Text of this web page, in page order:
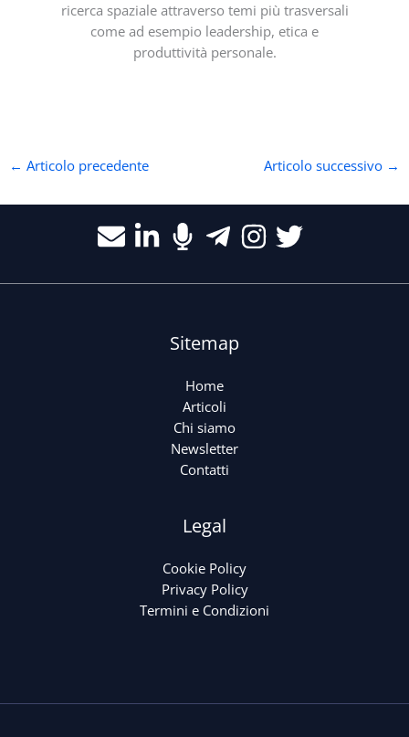
ricerca spaziale attraverso temi più trasversali
come ad esempio leadership, etica e
produttività personale.
← Articolo precedente Articolo successivo →
Sitemap
Home
Articoli
Chi siamo
Newsletter
Contatti
Legal
Cookie Policy
Privacy Policy
Termini e Condizioni